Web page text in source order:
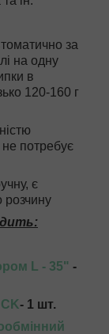
за
на одну
в
120-160 г
потребує
є
розчину
L - 35" -
- 1 шт.